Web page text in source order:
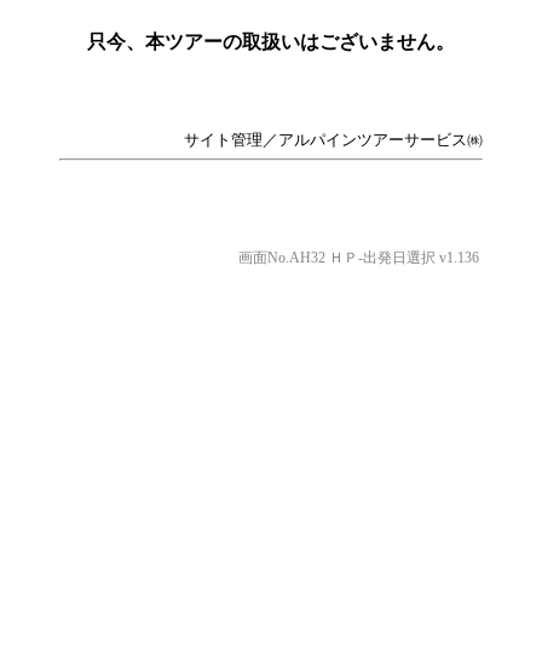
只今、本ツアーの取扱いはございません。
サイト管理／アルパインツアーサービス㈱
画面No.AH32 ＨＰ-出発日選択 v1.136